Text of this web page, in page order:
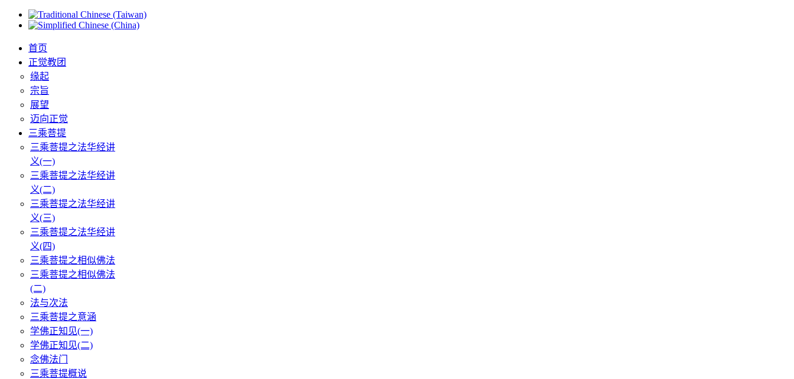
首页
正觉教团
缘起
宗旨
展望
迈向正觉
三乘菩提
三乘菩提之法华经讲
义(一)
三乘菩提之法华经讲
义(二)
三乘菩提之法华经讲
义(三)
三乘菩提之法华经讲
义(四)
三乘菩提之相似佛法
三乘菩提之相似佛法
(二)
法与次法
三乘菩提之意涵
学佛正知见(一)
学佛正知见(二)
念佛法门
三乘菩提概说